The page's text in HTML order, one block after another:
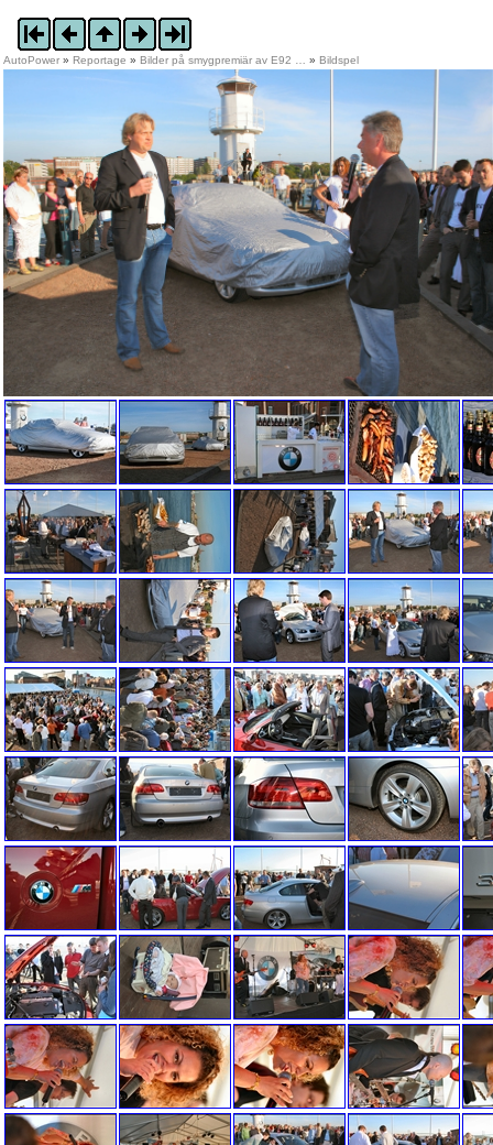
AutoPower » Reportage » Bilder på smygpremiär av E92 … » Bildspel